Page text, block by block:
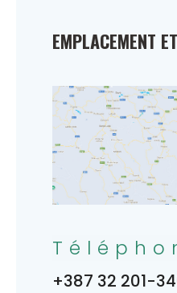
EMPLACEMENT
+387 32 201-